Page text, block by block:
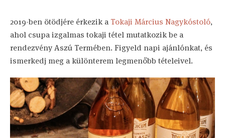
2019-ben ötödjére érkezik a Tokaji Március Nagykóstoló,
ahol csupa izgalmas tokaji tétel mutatkozik be a
rendezvény Aszú Termében. Figyeld napi ajánlónkat, és
ismerkedj meg a különterem legmenőbb tételeivel.